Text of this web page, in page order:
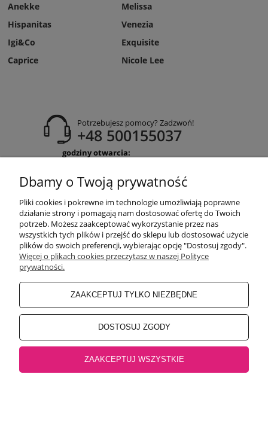
Anekke
Hispanitas
Igi&Co
Caprice
Melissa
Venezia
Exquisite
Nicole Lee
Potrzebujesz pomocy? Zadzwoń!
+48 500155037
godziny otwarcia:
obuwiehigo@gmail.com
WARUNKI ZAKUPÓW
MOJE KONTO
INFORMACJE O SKLEPIE
BEZPIECZNE PŁATNOŚCI
32-500 Chrzanów, Rynek 18 |Salon Jaworzno
Jaworzno, Rynek 4 |Salon Oświęcim32-600 Oświęcim, ul. Mickiewicza 10
Dbamy o Twoją prywatność
Pliki cookies i pokrewne im technologie umożliwiają poprawne
działanie strony i pomagają nam dostosować ofertę do Twoich
potrzeb. Możesz zaakceptować wykorzystanie przez nas
wszystkich tych plików i przejść do sklepu lub dostosować użycie
plików do swoich preferencji, wybierając opcję "Dostosuj zgody".
Więcej o plikach cookies przeczytasz w naszej Polityce
prywatności.
ZAAKCEPTUJ TYLKO NIEZBĘDNE
DOSTOSUJ ZGODY
ZAAKCEPTUJ WSZYSTKIE